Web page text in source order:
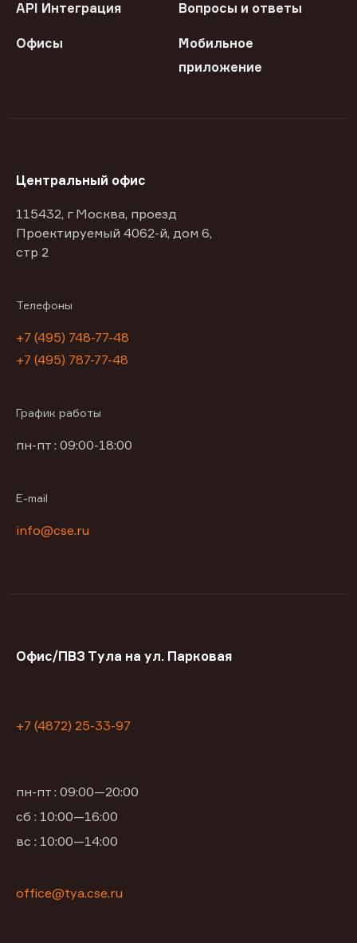
API Интеграция Вопросы и ответы
Офисы
Мобильное
приложение
Центральный офис
115432, г Москва, проезд
Проектируемый 4062-й, дом 6,
стр 2
Телефоны
+7 (495) 748-77-48
+7 (495) 787-77-48
График работы
пн-пт : 09:00-18:00
E-mail
info@cse.ru
Офис/ПВЗ Тула на ул. Парковая
+7 (4872) 25-33-97
пн-пт : 09:00—20:00
сб : 10:00—16:00
вс : 10:00—14:00
office@tya.cse.ru